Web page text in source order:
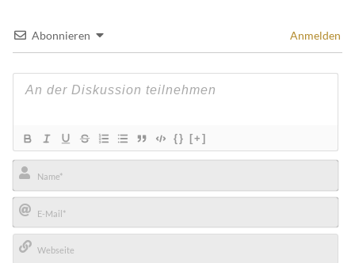
Abonnieren Anmelden
{} [+]
Name*
E-
Mail*